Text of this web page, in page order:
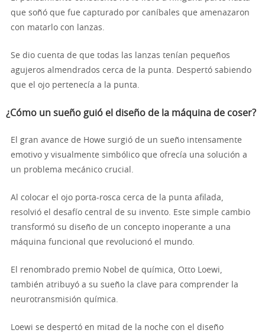
que soñó que fue capturado por caníbales que amenazaron
con matarlo con lanzas.
Se dio cuenta de que todas las lanzas tenían pequeños
agujeros almendrados cerca de la punta. Despertó sabiendo
que el ojo pertenecía a la punta.
¿Cómo un sueño guió el diseño de la máquina de coser?
El gran avance de Howe surgió de un sueño intensamente
emotivo y visualmente simbólico que ofrecía una solución a
un problema mecánico crucial.
Al colocar el ojo porta-rosca cerca de la punta afilada,
resolvió el desafío central de su invento. Este simple cambio
transformó su diseño de un concepto inoperante a una
máquina funcional que revolucionó el mundo.
El renombrado premio Nobel de química, Otto Loewi,
también atribuyó a su sueño la clave para comprender la
neurotransmisión química.
Loewi se despertó en mitad de la noche con el diseño